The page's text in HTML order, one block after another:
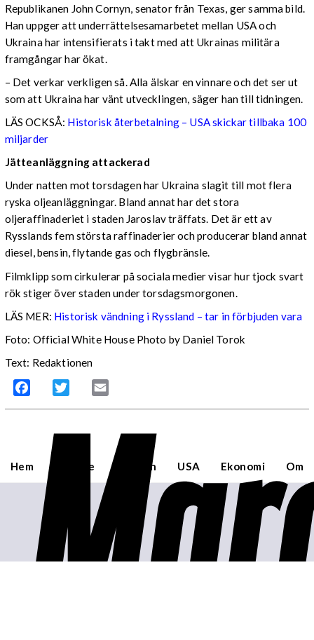
Republikanen John Cornyn, senator från Texas, ger samma bild.
Han uppger att underrättelsesamarbetet mellan USA och
Ukraina har intensifierats i takt med att Ukrainas militära
framgångar har ökat.
– Det verkar verkligen så. Alla älskar en vinnare och det ser ut
som att Ukraina har vänt utvecklingen, säger han till tidningen.
LÄS OCKSÅ: Historisk återbetalning – USA skickar tillbaka 100
miljarder
Jätteanläggning attackerad
Under natten mot torsdagen har Ukraina slagit till mot flera
ryska oljeanläggningar. Bland annat har det stora
oljeraffinaderiet i staden Jaroslav träffats. Det är ett av
Rysslands fem största raffinaderier och producerar bland annat
diesel, bensin, flytande gas och flygbränsle.
Filmklipp som cirkulerar på sociala medier visar hur tjock svart
rök stiger över staden under torsdagsmorgonen.
LÄS MER: Historisk vändning i Ryssland – tar in förbjuden vara
Foto: Official White House Photo by Daniel Torok
Text: Redaktionen
Facebook Twitter
Hem Sverige Världen USA Ekonomi Om